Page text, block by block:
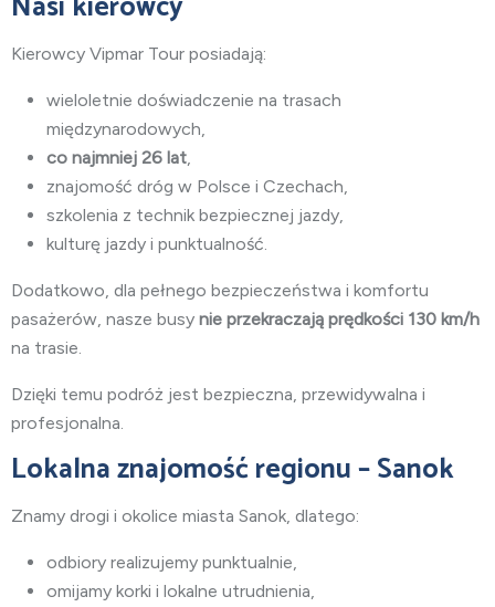
Kierowcy Vipmar Tour posiadają:
wieloletnie doświadczenie na trasach
międzynarodowych,
co najmniej 26 lat
znajomość dróg w Polsce i Czechach,
szkolenia z technik bezpiecznej jazdy,
kulturę jazdy i punktualność.
Dodatkowo, dla pełnego bezpieczeństwa i komfortu
pasażerów, nasze busy nie przekraczają prędkości 130 km/h
na trasie.
Dzięki temu podróż jest bezpieczna, przewidywalna i
profesjonalna.
Lokalna znajomość regionu – Sanok
Znamy drogi i okolice miasta Sanok , dlatego:
odbiory realizujemy punktualnie,
omijamy korki i lokalne utrudnienia,